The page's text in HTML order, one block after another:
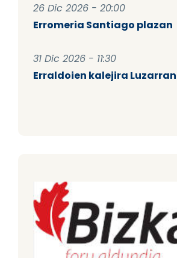
26 Dic 2026 - 20:00
Erromeria Santiago plazan
31 Dic 2026 - 11:30
Erraldoien kalejira Luzarran